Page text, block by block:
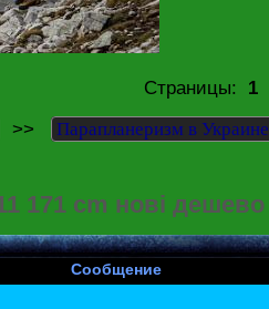
Страницы: 1
>> Парапланеризм в Украине
171 cm нові дешево
Сообщение